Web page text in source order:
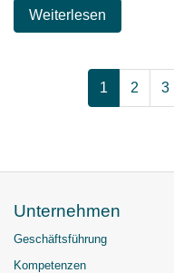
Weiterlesen
1 2 3
Unternehmen
Geschäftsführung
Kompetenzen